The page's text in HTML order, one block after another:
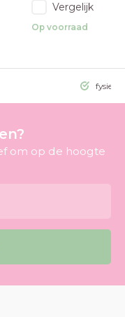
Vergelijk
Op voorraad
fysieke
om op de hoogte